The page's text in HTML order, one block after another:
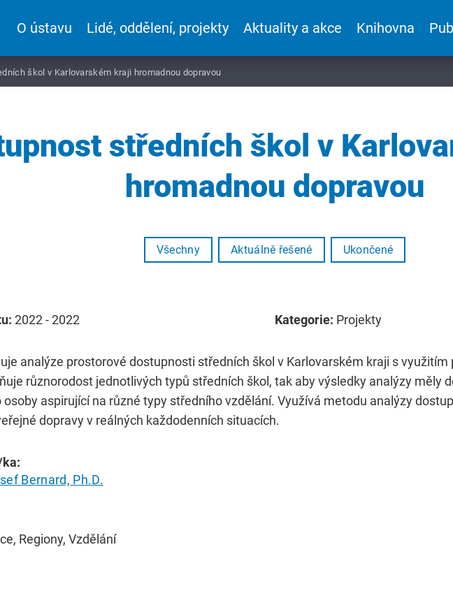
O ústavu Lidé, oddělení, projekty Aktuality a akce Knihovna
škol v Karlovarském kraji hromadnou dopravou
středních škol v
hromadnou dopravou
Všechny Aktuálně řešené Ukončené
2022 - 2022 Kategorie: Projekty
analýze prostorové dostupnosti středních škol v Karlovarském kraji s
různorodost jednotlivých typů středních škol, tak aby výsledky analýzy měly
osoby aspirující na různé typy středního vzdělání. Využívá metodu analýzy
dopravy v reálných každodenních situacích.
Bernard, Ph.D.
Regiony, Vzdělání